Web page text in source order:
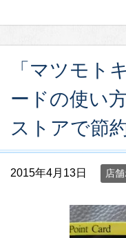
「マツモト
ードの使い
ストアで節
2015年4月13日 店